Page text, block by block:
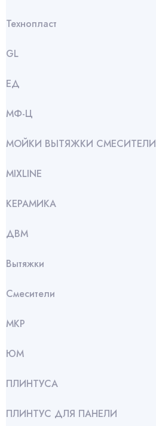
Технопласт
GL
ЕД
МФ-Ц
МОЙКИ ВЫТЯЖКИ СМЕСИТЕЛИ
МIXLINE
КЕРАМИКА
ДВМ
Вытяжки
Смесители
МКР
ЮМ
ПЛИНТУСА
ПЛИНТУС ДЛЯ ПАНЕЛИ